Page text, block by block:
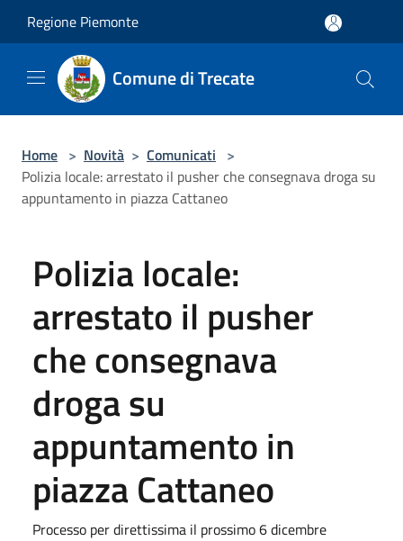
Regione Piemonte
Comune di Trecate
Home > Novità > Comunicati >
Polizia locale: arrestato il pusher che consegnava droga su
appuntamento in piazza Cattaneo
Polizia locale:
arrestato il pusher
che consegnava
droga su
appuntamento in
piazza Cattaneo
Processo per direttissima il prossimo 6 dicembre